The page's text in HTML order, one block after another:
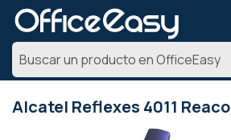
Alcatel Reflexes 4011